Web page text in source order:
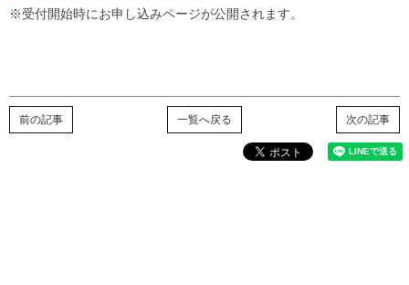
※受付開始時にお申し込みページが公開されます。
次の記事
一覧へ戻る
前の記事